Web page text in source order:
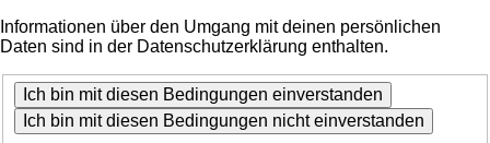
Informationen über den Umgang mit deinen persönlichen
Daten sind in der Datenschutzerklärung enthalten.